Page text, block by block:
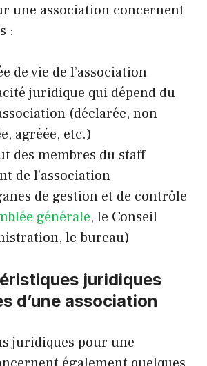
une association concernent
:
de vie de l’association
juridique qui dépend du
(déclarée, non
agréée, etc.)
des membres du staff
de l’association
de gestion et de contrôle
générale, le Conseil
le bureau)
juridiques
d’une association
juridiques pour une